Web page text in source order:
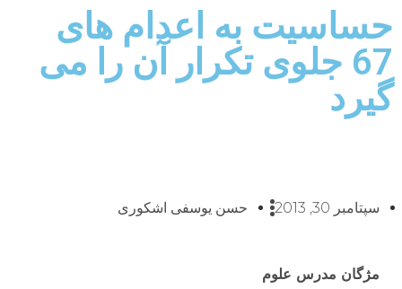
حساسیت به اعدام های
67 جلوی تکرار آن را می
گیرد
سپتامبر 30, 2013 حسن یوسفی اشکوری
مژگان مدرس علوم